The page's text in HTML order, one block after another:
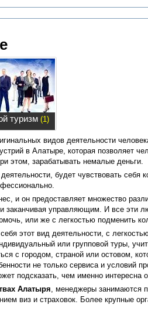
туризм (1)
видов деятельности
в Алатыре, которая позволяет
этом, зарабатывать немалые деньги.
будет чувствовать
и он предоставляет множество
и заканчивая управляющим. И все
или же с легкостью подменить
этот вид деятельности, с
или групповой туры,
с городом, страной или остовом,
не только сервиса и условий
подсказать, чем именно интересна
Алатыря, менеджеры занимаются
виз и страховок. Более крупные